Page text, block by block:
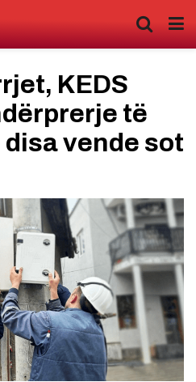
KEDS
të
vende sot